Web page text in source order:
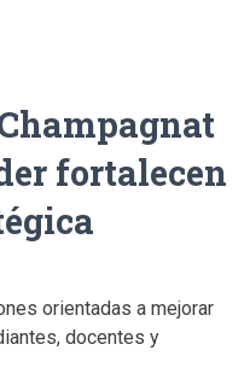
fortalecen
orientadas a mejorar
docentes y